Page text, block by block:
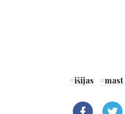
#išijas #mast